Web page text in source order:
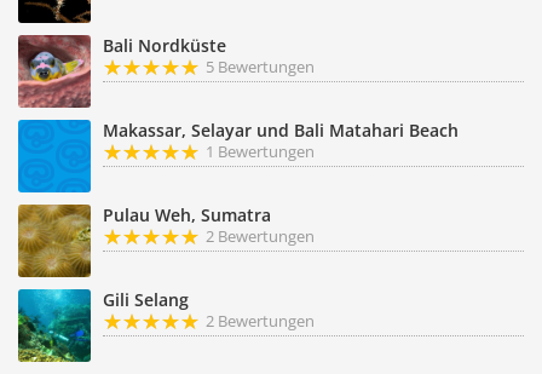
Bali Nordküste
5 Bewertungen
Makassar, Selayar und Bali Matahari Beach
1 Bewertungen
Pulau Weh, Sumatra
2 Bewertungen
Gili Selang
2 Bewertungen